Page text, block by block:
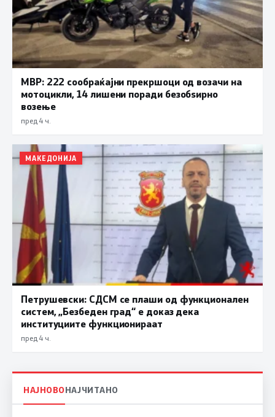
МВР: 222 сообраќајни прекршоци од возачи на
мотоцикли, 14 лишени поради безобѕирно
возење
пред 4 ч.
МАКЕДОНИЈА
Петрушевски: СДСМ се плаши од функционален
систем, „Безбеден град“ е доказ дека
институциите функционираат
пред 4 ч.
НАЈНОВОНАЈЧИТАНО